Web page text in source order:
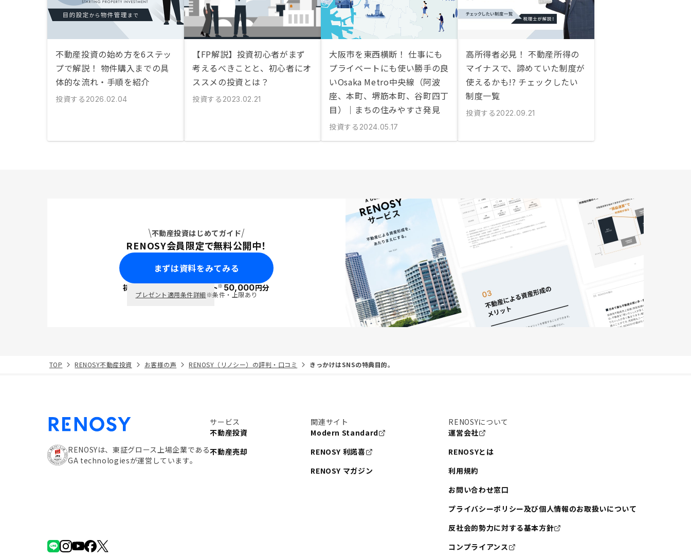
不動産投資の始め方を6ステッ
プで解説！ 物件購入までの具
体的な流れ・手順を紹介
投資する 2026.02.04
【FP解説】投資初心者がまず
考えるべきことと、初心者にオ
ススメの投資とは？
投資する 2023.02.21
大阪市を東西横断！ 仕事にも
プライベートにも使い勝手の良
いOsaka Metro中央線（阿波
座、本町、堺筋本町、谷町四丁
目）｜まちの住みやすさ発見
投資する 2024.05.17
高所得者必見！ 不動産所得の
マイナスで、諦めていた制度が
使えるかも!? チェックしたい
制度一覧
投資する 2022.09.21
不動産投資はじめてガイド
RENOSY会員限定で無料公開中！
まずは資料をみてみる
初回面談で ポイント※50,000円分
プレゼント適用条件詳細※条件・上限あり
TOP RENOSY不動産投資 お客様の声 RENOSY（リノシー）の評判・口コミ きっかけはSNSの特典目的。
RENOSYは、東証グロース上場企業である
GA technologiesが運営しています。
サービス
不動産投資
不動産売却
関連サイト
Modern Standard
RENOSY 利諾喜
RENOSY マガジン
RENOSYについて
運営会社
RENOSYとは
利用規約
お問い合わせ窓口
プライバシーポリシー及び個人情報のお取扱いについて
反社会的勢力に対する基本方針
コンプライアンス